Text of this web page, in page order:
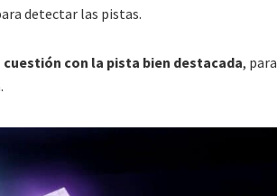
detectar las pistas.
con la pista bien destacada, para